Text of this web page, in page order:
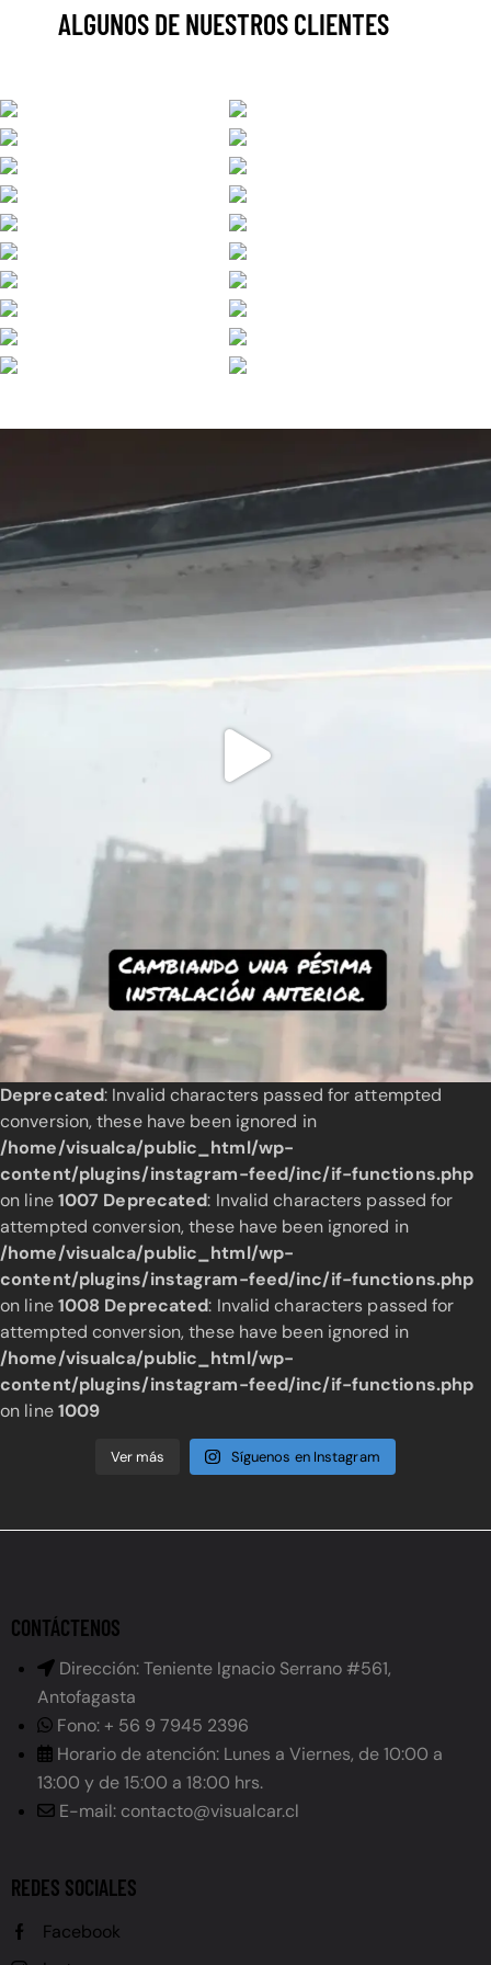
ALGUNOS DE NUESTROS CLIENTES
Deprecated: Invalid characters passed for attempted
conversion, these have been ignored in
/home/visualca/public_html/wp-
content/plugins/instagram-feed/inc/if-functions.php
on line1007 Deprecated: Invalid characters passed for
attempted conversion, these have been ignored in
/home/visualca/public_html/wp-
content/plugins/instagram-feed/inc/if-functions.php
on line1008 Deprecated: Invalid characters passed for
attempted conversion, these have been ignored in
/home/visualca/public_html/wp-
content/plugins/instagram-feed/inc/if-functions.php
on line1009
Ver más Síguenos en Instagram
CONTÁCTENOS
Dirección: Teniente Ignacio Serrano #561,
Antofagasta
Fono: + 56 9 7945 2396
Horario de atención: Lunes a Viernes, de 10:00 a
13:00 y de 15:00 a 18:00 hrs.
E-mail: contacto@visualcar.cl
REDES SOCIALES
Facebook